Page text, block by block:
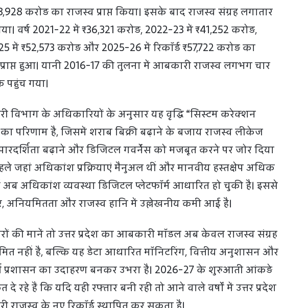
करोड़ का राजस्व प्राप्त किया। इसके बाद राजस्व संग्रह लगातार
वर्ष 2021-22 में ₹36,321 करोड़, 2022-23 में ₹41,252 करोड़,
में ₹52,573 करोड़ और 2025-26 में रिकॉर्ड ₹57,722 करोड़ का
हुआ। यानी 2016-17 की तुलना में आबकारी राजस्व लगभग चार
पहुंच गया।
विभाग के अधिकारियों के अनुसार यह वृद्धि “सिस्टम करेक्शन
परिणाम है, जिसमें शराब बिक्री बढ़ाने के बजाय राजस्व लीकेज
बढ़ाने और डिजिटल गवर्नेंस को मजबूत करने पर जोर दिया
जहां अधिकांश प्रक्रियाएं मैनुअल थीं और मानवीय हस्तक्षेप अधिक
अब अधिकांश व्यवस्था डिजिटल प्लेटफॉर्म आधारित हो चुकी है। इससे
अनियमितता और राजस्व हानि में उल्लेखनीय कमी आई है।
की मानें तो उत्तर प्रदेश का आबकारी मॉडल अब केवल राजस्व संग्रह
नहीं है, बल्कि यह डेटा आधारित मॉनिटरिंग, वित्तीय अनुशासन और
प्रशासन का उदाहरण बनकर उभरा है। 2026-27 के शुरुआती आंकड़े
रहे हैं कि यदि यही रफ्तार बनी रही तो आने वाले वर्षों में उत्तर प्रदेश